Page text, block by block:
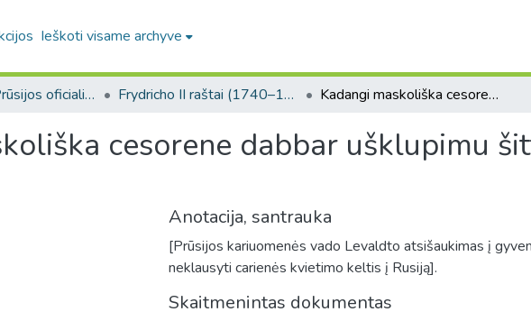
Ieškoti visame archyve
4.5. Ediktai. Prūsijos oficialiųjų raštų rinkinys / Edicts. Collection of Prussian official documents Frydricho II raštai (1740–1786 m. valdymo metai) / Papers of Frederick II (reigned 1740–1786) Kadangi maskoliška cesorene dabbar ušklupimu šittos karališkos žemės ...
cesorene dabbar ušklupimu
Anotacija, santrauka
[Prūsijos kariuomenės vado Levaldto atsišaukimas į
neklausyti carienės kvietimo keltis į Rusiją].
Skaitmenintas dokumentas